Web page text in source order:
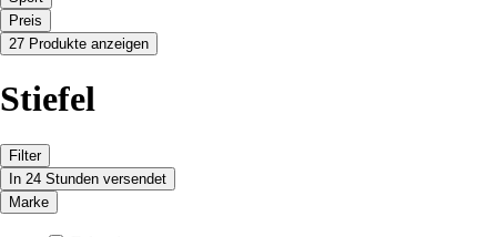
Preis
27 Produkte anzeigen
Stiefel
Filter
In 24 Stunden versendet
Marke